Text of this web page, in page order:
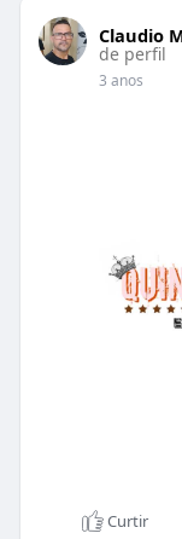
Claudio
de perfil
3 anos
Curtir